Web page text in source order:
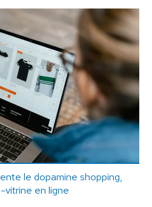
le dopamine shopping,
vitrine en ligne